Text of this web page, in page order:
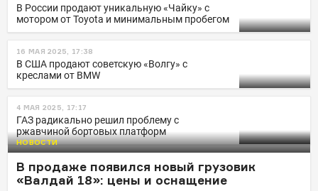
В России продают уникальную «Чайку» с
мотором от Toyota и минимальным пробегом
16 МАЯ 2025, 17:38
В США продают советскую «Волгу» с
креслами от BMW
4 МАЯ 2025, 17:17
ГАЗ радикально решил проблему с
ржавчиной бортовых платформ
НОВОСТИ
В продаже появился новый грузовик
«Валдай 18»: цены и оснащение